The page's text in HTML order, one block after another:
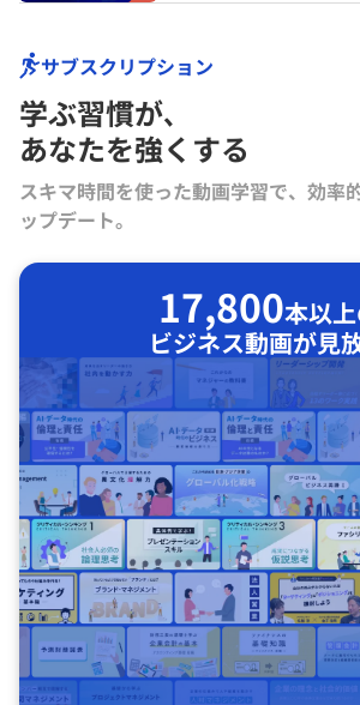
サブスクリプション
学ぶ習慣が､
あなたを強くする
スキマ時間を使った動画学習で、効率
ップデート。
17,800本以
ビジネス動画が見